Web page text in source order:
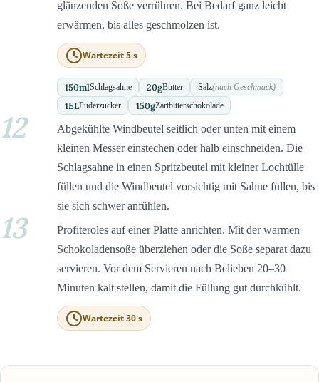
glänzenden Soße verrühren. Bei Bedarf ganz leicht
erwärmen, bis alles geschmolzen ist.
Wartezeit 5 s
150mlSchlagsahne 20gButter Salz(nach Geschmack)
1ELPuderzucker 150gZartbitterschokolade
12
Abgekühlte Windbeutel seitlich oder unten mit einem
kleinen Messer einstechen oder halb einschneiden. Die
Schlagsahne in einen Spritzbeutel mit kleiner Lochtülle
füllen und die Windbeutel vorsichtig mit Sahne füllen, bis
sie sich schwer anfühlen.
13
Profiteroles auf einer Platte anrichten. Mit der warmen
Schokoladensoße überziehen oder die Soße separat dazu
servieren. Vor dem Servieren nach Belieben 20–30
Minuten kalt stellen, damit die Füllung gut durchkühlt.
Wartezeit 30 s